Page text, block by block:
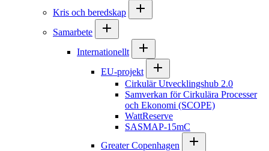
Kris och beredskap
Samarbete
Internationellt
EU-projekt
Cirkulär Utvecklingshub 2.0
Samverkan för Cirkulära Processer
och Ekonomi (SCOPE)
WattReserve
SASMAP-15mC
Greater Copenhagen